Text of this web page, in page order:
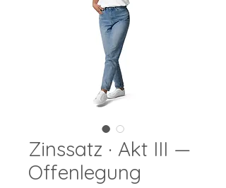
Zinssatz · Akt III —
Offenlegung